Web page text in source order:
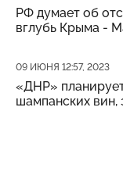
РФ думает об
вглубь Крыма -
Дата публикации
09 ИЮНЯ 12:57, 2023
«ДНР»
шампанских